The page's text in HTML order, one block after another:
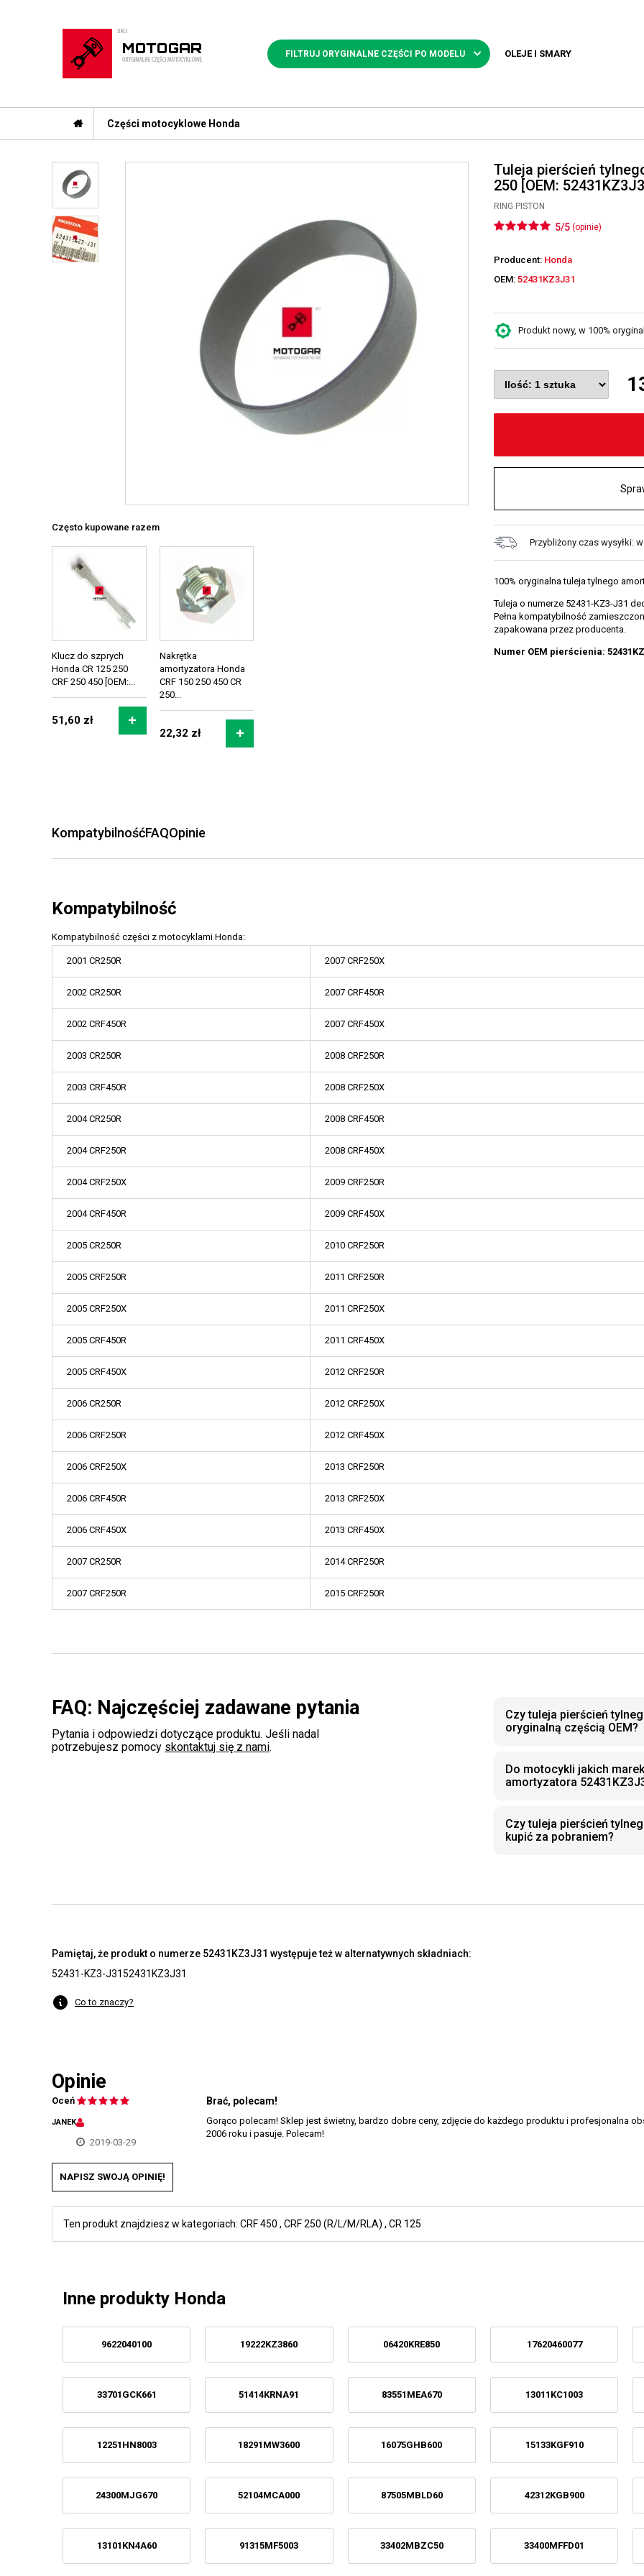
FILTRUJ ORYGINALNE CZĘŚCI PO MODELU OLEJE I SMARY
Części motocyklowe Honda
Często kupowane razem
Klucz do szprych
Honda CR 125 250
CRF 250 450 [OEM:...
51,60 zł
Nakrętka
amortyzatora Honda
CRF 150 250 450 CR
250...
22,32 zł
Tuleja pierścień
250 [OEM:
RING PISTON
5/5 (opinie)
Producent: Honda
OEM: 52431KZ3J31
Produkt nowy, w 100%
Przybliżony czas wysyłki:
100% oryginalna tuleja tylnego
Tuleja o numerze 52431-KZ3-J31
Pełna kompatybilność
zapakowana przez producenta.
Numer OEM pierścienia:
KompatybilnośćFAQOpinie
Kompatybilność
Kompatybilność części z motocyklami Honda:
2001 CR250R 2007 CRF250X
2002 CR250R 2007 CRF450R
2002 CRF450R 2007 CRF450X
2003 CR250R 2008 CRF250R
2003 CRF450R 2008 CRF250X
2004 CR250R 2008 CRF450R
2004 CRF250R 2008 CRF450X
2004 CRF250X 2009 CRF250R
2004 CRF450R 2009 CRF450X
2005 CR250R 2010 CRF250R
2005 CRF250R 2011 CRF250R
2005 CRF250X 2011 CRF250X
2005 CRF450R 2011 CRF450X
2005 CRF450X 2012 CRF250R
2006 CR250R 2012 CRF250X
2006 CRF250R 2012 CRF450X
2006 CRF250X 2013 CRF250R
2006 CRF450R 2013 CRF250X
2006 CRF450X 2013 CRF450X
2007 CR250R 2014 CRF250R
2007 CRF250R 2015 CRF250R
FAQ: Najczęściej zadawane pytania
Pytania i odpowiedzi dotyczące produktu. Jeśli nadal
potrzebujesz pomocy skontaktuj się z nami.
Czy tuleja pierścień
oryginalną częścią OEM?
Do motocykli jakich
amortyzatora
Czy tuleja pierścień
kupić za pobraniem?
Pamiętaj, że produkt o numerze 52431KZ3J31 występuje też w alternatywnych składniach:
52431-KZ3-J3152431KZ3J31
Co to znaczy?
Opinie
Oceń
JANEK
2019-03-29
Brać, polecam!
Gorąco polecam! Sklep jest świetny, bardzo dobre ceny, zdjęcie do każdego produktu i profesjonalna
2006 roku i pasuje. Polecam!
NAPISZ SWOJĄ OPINIĘ!
Ten produkt znajdziesz w kategoriach: CRF 450 , CRF 250 (R/L/M/RLA) , CR 125
Inne produkty Honda
9622040100 19222KZ3860 06420KRE850 17620460077
33701GCK661 51414KRNA91 83551MEA670 13011KC1003
12251HN8003 18291MW3600 16075GHB600 15133KGF910
24300MJG670 52104MCA000 87505MBLD60 42312KGB900
13101KN4A60 91315MF5003 33402MBZC50 33400MFFD01